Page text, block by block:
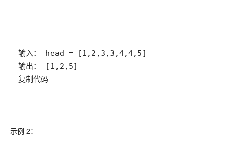
复制代码
示例 2：